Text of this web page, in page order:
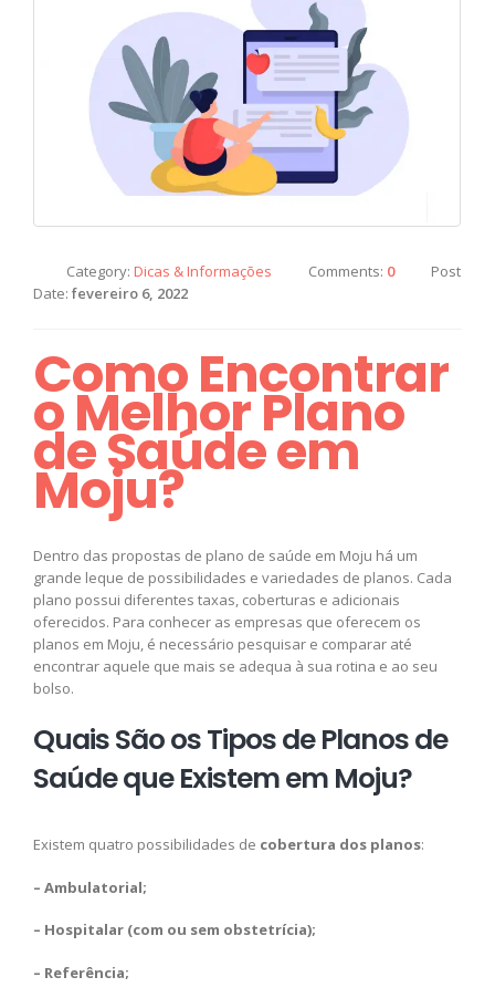
Category: Dicas & Informações Comments: 0
Post
Date: fevereiro 6, 2022
Como Encontrar
o Melhor Plano
de Saúde em
Moju?
Dentro das propostas de plano de saúde em Moju há um
grande leque de possibilidades e variedades de planos. Cada
plano possui diferentes taxas, coberturas e adicionais
oferecidos. Para conhecer as empresas que oferecem os
planos em Moju, é necessário pesquisar e comparar até
encontrar aquele que mais se adequa à sua rotina e ao seu
bolso.
Quais São os Tipos de Planos de
Saúde que Existem em Moju?
Existem quatro possibilidades de cobertura dos planos:
– Ambulatorial;
– Hospitalar (com ou sem obstetrícia);
– Referência;